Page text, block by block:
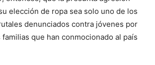
elección de ropa sea solo uno de los
denunciados contra jóvenes por
que han conmocionado al país